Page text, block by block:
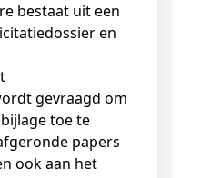
bestaat uit een
en
gevraagd om
toe te
papers
ook aan het